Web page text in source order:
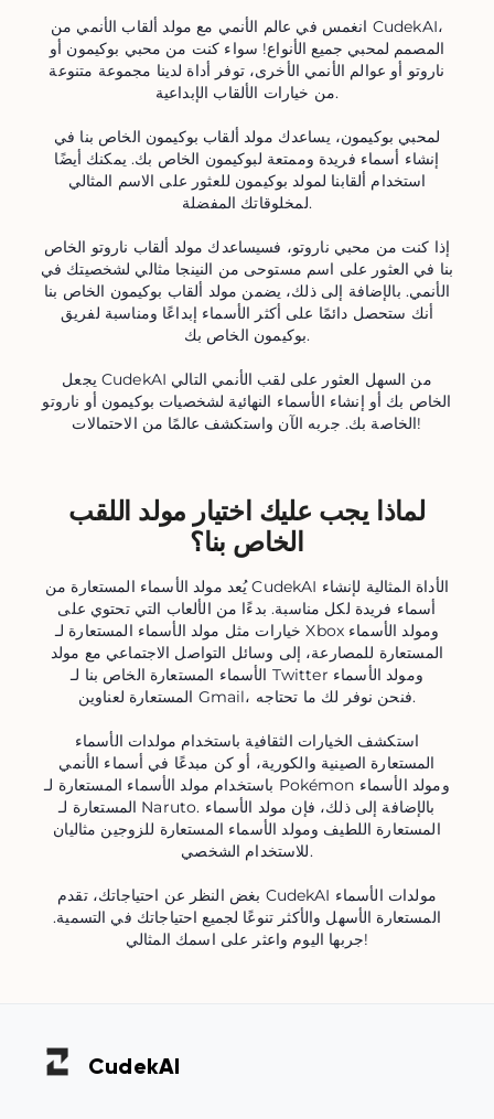
انغمس في عالم الأنمي مع مولد ألقاب الأنمي من CudekAI،
المصمم لمحبي جميع الأنواع! سواء كنت من محبي بوكيمون أو
ناروتو أو عوالم الأنمي الأخرى، توفر أداة لدينا مجموعة متنوعة
من خيارات الألقاب الإبداعية.
لمحبي بوكيمون، يساعدك مولد ألقاب بوكيمون الخاص بنا في
إنشاء أسماء فريدة وممتعة لبوكيمون الخاص بك. يمكنك أيضًا
استخدام ألقابنا لمولد بوكيمون للعثور على الاسم المثالي
لمخلوقاتك المفضلة.
إذا كنت من محبي ناروتو، فسيساعدك مولد ألقاب ناروتو الخاص
بنا في العثور على اسم مستوحى من النينجا مثالي لشخصيتك في
الأنمي. بالإضافة إلى ذلك، يضمن مولد ألقاب بوكيمون الخاص بنا
أنك ستحصل دائمًا على أكثر الأسماء إبداعًا ومناسبة لفريق
بوكيمون الخاص بك.
يجعل CudekAI من السهل العثور على لقب الأنمي التالي
الخاص بك أو إنشاء الأسماء النهائية لشخصيات بوكيمون أو ناروتو
الخاصة بك. جربه الآن واستكشف عالمًا من الاحتمالات!
لماذا يجب عليك اختيار مولد اللقب
الخاص بنا؟
يُعد مولد الأسماء المستعارة من CudekAI الأداة المثالية لإنشاء
أسماء فريدة لكل مناسبة. بدءًا من الألعاب التي تحتوي على
خيارات مثل مولد الأسماء المستعارة لـ Xbox ومولد الأسماء
المستعارة للمصارعة، إلى وسائل التواصل الاجتماعي مع مولد
الأسماء المستعارة الخاص بنا لـ Twitter ومولد الأسماء
المستعارة لعناوين Gmail، فنحن نوفر لك ما تحتاجه.
استكشف الخيارات الثقافية باستخدام مولدات الأسماء
المستعارة الصينية والكورية، أو كن مبدعًا في أسماء الأنمي
باستخدام مولد الأسماء المستعارة لـ Pokémon ومولد الأسماء
المستعارة لـ Naruto. بالإضافة إلى ذلك، فإن مولد الأسماء
المستعارة اللطيف ومولد الأسماء المستعارة للزوجين مثاليان
للاستخدام الشخصي.
بغض النظر عن احتياجاتك، تقدم CudekAI مولدات الأسماء
المستعارة الأسهل والأكثر تنوعًا لجميع احتياجاتك في التسمية.
جربها اليوم واعثر على اسمك المثالي!
CudekAI